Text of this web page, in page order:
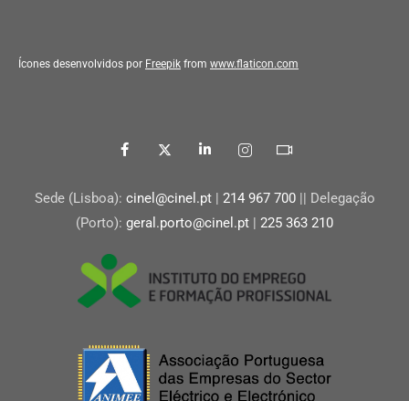
Ícones desenvolvidos por Freepik from www.flaticon.com
Sede (Lisboa): cinel@cinel.pt| 214 967 700|| Delegação
(Porto): geral.porto@cinel.pt | 225 363 210